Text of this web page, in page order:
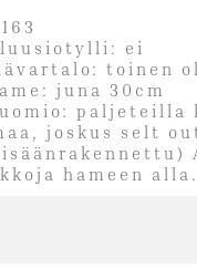
ei
toinen
juna 30cm
paljeteilla
joskus selt
hameen alla.